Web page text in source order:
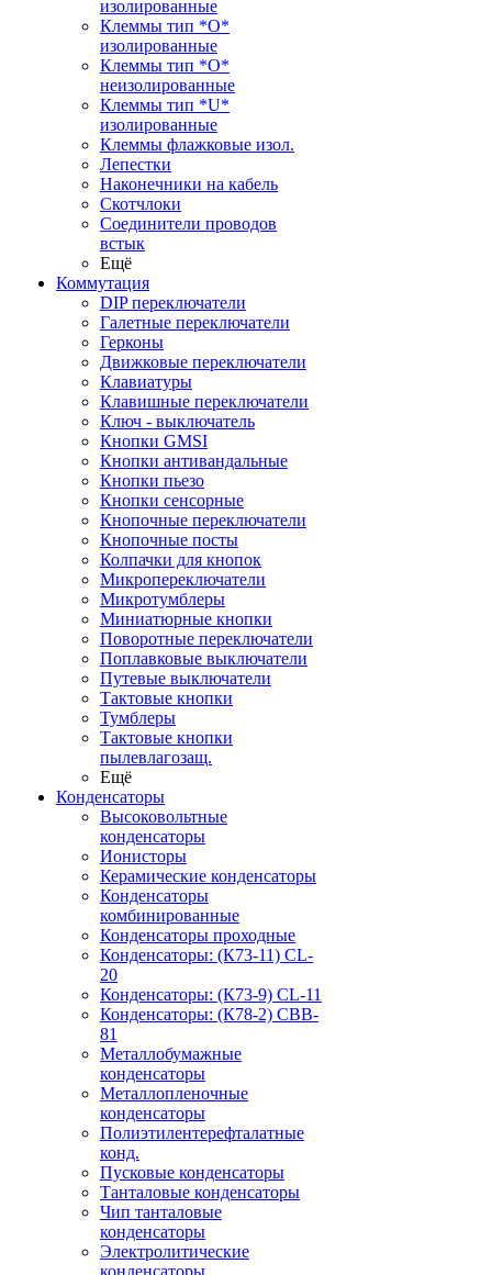
изолированные
Клеммы тип *O*
изолированные
Клеммы тип *O*
неизолированные
Клеммы тип *U*
изолированные
Клеммы флажковые изол.
Лепестки
Наконечники на кабель
Скотчлоки
Соединители проводов
встык
Ещё
Коммутация
DIP переключатели
Галетные переключатели
Герконы
Движковые переключатели
Клавиатуры
Клавишные переключатели
Ключ - выключатель
Кнопки GMSI
Кнопки антивандальные
Кнопки пьезо
Кнопки сенсорные
Кнопочные переключатели
Кнопочные посты
Колпачки для кнопок
Микропереключатели
Микротумблеры
Миниатюрные кнопки
Поворотные переключатели
Поплавковые выключатели
Путевые выключатели
Тактовые кнопки
Тумблеры
Тактовые кнопки
пылевлагозащ.
Ещё
Конденсаторы
Высоковольтные
конденсаторы
Ионисторы
Керамические конденсаторы
Конденсаторы
комбинированные
Конденсаторы проходные
Конденсаторы: (К73-11) CL-
20
Конденсаторы: (К73-9) CL-11
Конденсаторы: (К78-2) CBB-
81
Металлобумажные
конденсаторы
Металлопленочные
конденсаторы
Полиэтилентерефталатные
конд.
Пусковые конденсаторы
Танталовые конденсаторы
Чип танталовые
конденсаторы
Электролитические
конденсаторы